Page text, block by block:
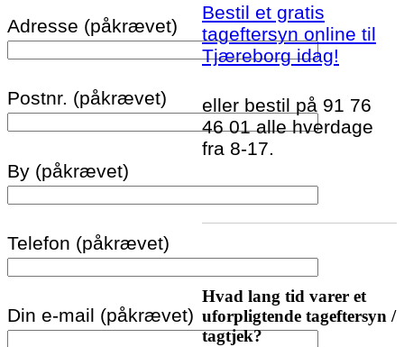
Adresse (påkrævet)
Postnr. (påkrævet)
By (påkrævet)
Telefon (påkrævet)
Din e-mail (påkrævet)
Bestil et gratis
tageftersyn online til
Tjæreborg idag!
eller bestil på 91 76
46 01 alle hverdage
fra 8-17.
Hvad lang tid varer et
uforpligtende tageftersyn /
tagtjek?